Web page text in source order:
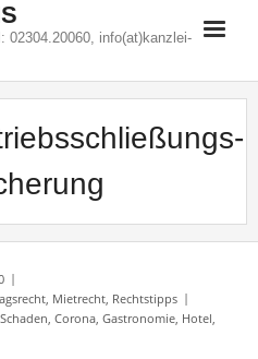
02304.20060, info(at)kanzlei-
, Mietrecht, Rechtstipps
, Corona, Gastronomie, Hotel,